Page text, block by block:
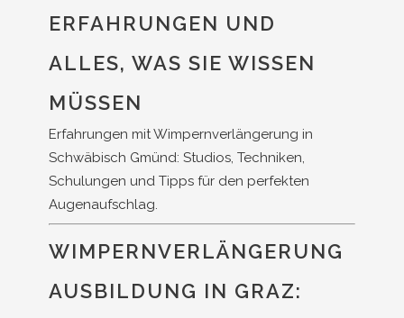
ERFAHRUNGEN UND
ALLES, WAS SIE WISSEN
MÜSSEN
Erfahrungen mit Wimpernverlängerung in
Schwäbisch Gmünd: Studios, Techniken,
Schulungen und Tipps für den perfekten
Augenaufschlag.
WIMPERNVERLÄNGERUNG
AUSBILDUNG IN GRAZ: